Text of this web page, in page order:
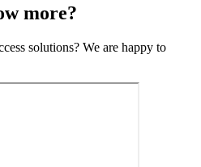
more?
solutions? We are happy to